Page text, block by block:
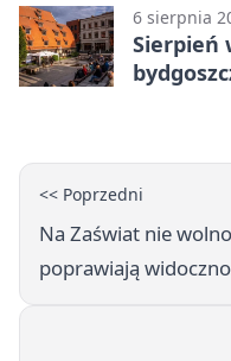
6 sierpnia
Sierpień
<< Poprzedni
Na Zaświat nie
poprawiają